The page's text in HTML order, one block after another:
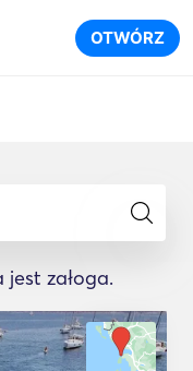
OTWÓRZ
jest załoga.